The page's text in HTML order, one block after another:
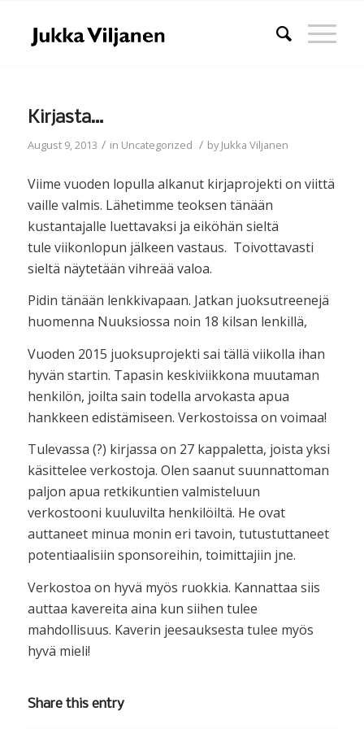
Kirjasta…
August 9, 2013 / in Uncategorized / byJukka Viljanen
Viime vuoden lopulla alkanut kirjaprojekti on viittä
vaille valmis. Lähetimme teoksen tänään
kustantajalle luettavaksi ja eiköhän sieltä
tule viikonlopun jälkeen vastaus. Toivottavasti
sieltä näytetään vihreää valoa.
Pidin tänään lenkkivapaan. Jatkan juoksutreenejä
huomenna Nuuksiossa noin 18 kilsan lenkillä,
Vuoden 2015 juoksuprojekti sai tällä viikolla ihan
hyvän startin. Tapasin keskiviikkona muutaman
henkilön, joilta sain todella arvokasta apua
hankkeen edistämiseen. Verkostoissa on voimaa!
Tulevassa (?) kirjassa on 27 kappaletta, joista yksi
käsittelee verkostoja. Olen saanut suunnattoman
paljon apua retkikuntien valmisteluun
verkostooni kuuluvilta henkilöiltä. He ovat
auttaneet minua monin eri tavoin, tutustuttaneet
potentiaalisiin sponsoreihin, toimittajiin jne.
Verkostoa on hyvä myös ruokkia. Kannattaa siis
auttaa kavereita aina kun siihen tulee
mahdollisuus. Kaverin jeesauksesta tulee myös
hyvä mieli!
Share this entry